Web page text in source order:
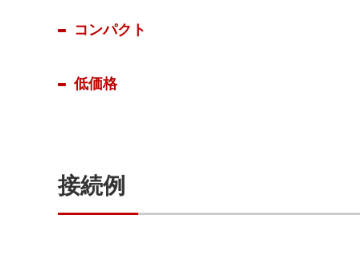
コンパクト
低価格
接続例